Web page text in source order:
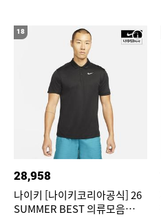
18
28,958
나이키 [나이키코리아공식] 26
SUMMER BEST 의류모음